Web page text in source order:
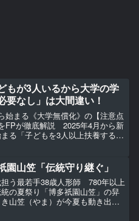
もが3人いるから大学の学
要なし」は大間違い！
始まる《大学無償化》の【注意点
FPが徹底解説 2025年4月から新
る「子どもを3人以上扶養する世
度では所得制限なしで入学金と
無償化...
園山笠「伝統守り継ぐ」
担う最若手38歳人形師 780年以上
の夏祭り「博多祇園山笠」の舁
き山笠（やま）が今夏も動き出